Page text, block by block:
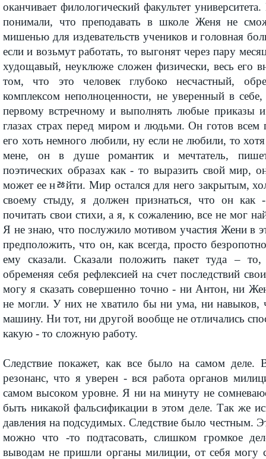
оканчивает филологический факультет
понимали, что преподавать в школе Женя не
мишенью для издевательств учеников и головная
если и возьмут работать, то выгонят через пару
худощавый, неуклюже сложен физически, весь его
том, что это человек глубоко несчастный,
комплексом неполноценности, не уверенный в
первому встречному и выполнять любые приказы
глазах страх перед миром и людьми. Он готов всем
его хоть немного любили, ну если не любили, то
мене, он в душе романтик и мечтатель,
поэтических образах как - то выразить свой мир,
может ее нﾰйти. Мир остался для него закрытым,
своему стыду, я должен признаться, что он как
почитать свои стихи, а я, к сожалению, все не мог
Я не знаю, что послужило мотивом участия Жени в
предположить, что он, как всегда, просто
ему сказали. Сказали положить пакет туда –
обременяя себя рефлексией на счет последствий
могу я сказать совершенно точно - ни Антон, ни
не могли. У них не хватило бы ни ума, ни навыков,
машину. Ни тот, ни другой вообще не отличались
какую - то сложную работу.
Следствие покажет, как все было на самом деле.
резонанс, что я уверен - вся работа органов
самом высоком уровне. Я ни на минуту не
быть никакой фальсификации в этом деле. Так же
давления на подсудимых. Следствие было честным.
можно что -то подтасовать, слишком громкое
выводам не пришли органы милиции, от себя могу